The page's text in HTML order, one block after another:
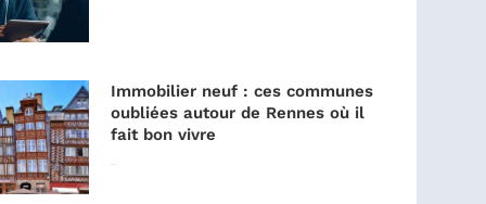
Immobilier neuf : ces communes
oubliées autour de Rennes où il
fait bon vivre